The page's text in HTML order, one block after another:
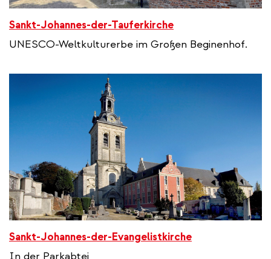
Sankt-Johannes-der-Tauferkirche
UNESCO-Weltkulturerbe im Großen Beginenhof.
Sankt-Johannes-der-Evangelistkirche